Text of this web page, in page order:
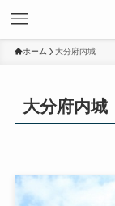
ホーム 大分府内城
大分府内城